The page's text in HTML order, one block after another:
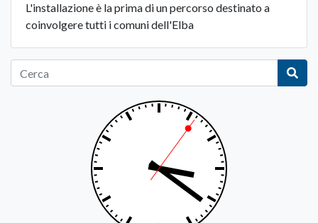
L'installazione è la prima di un percorso destinato a
coinvolgere tutti i comuni dell'Elba